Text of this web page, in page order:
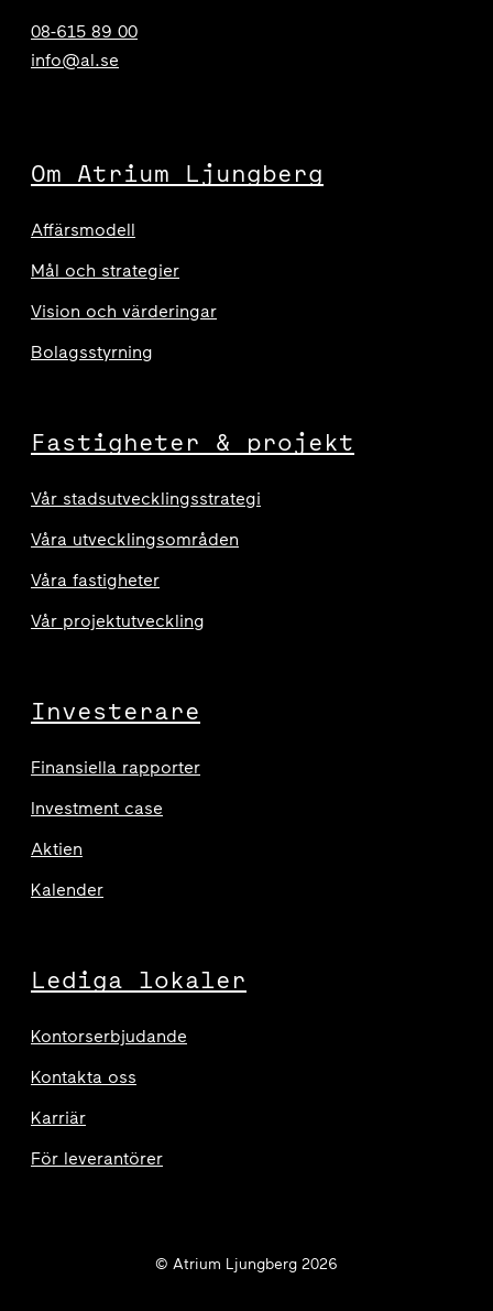
08-615 89 00
info@al.se
Om Atrium Ljungberg
Affärsmodell
Mål och strategier
Vision och värderingar
Bolagsstyrning
Fastigheter & projekt
Vår stadsutvecklingsstrategi
Våra utvecklingsområden
Våra fastigheter
Vår projektutveckling
Investerare
Finansiella rapporter
Investment case
Aktien
Kalender
Lediga lokaler
Kontorserbjudande
Kontakta oss
Karriär
För leverantörer
© Atrium Ljungberg 2026